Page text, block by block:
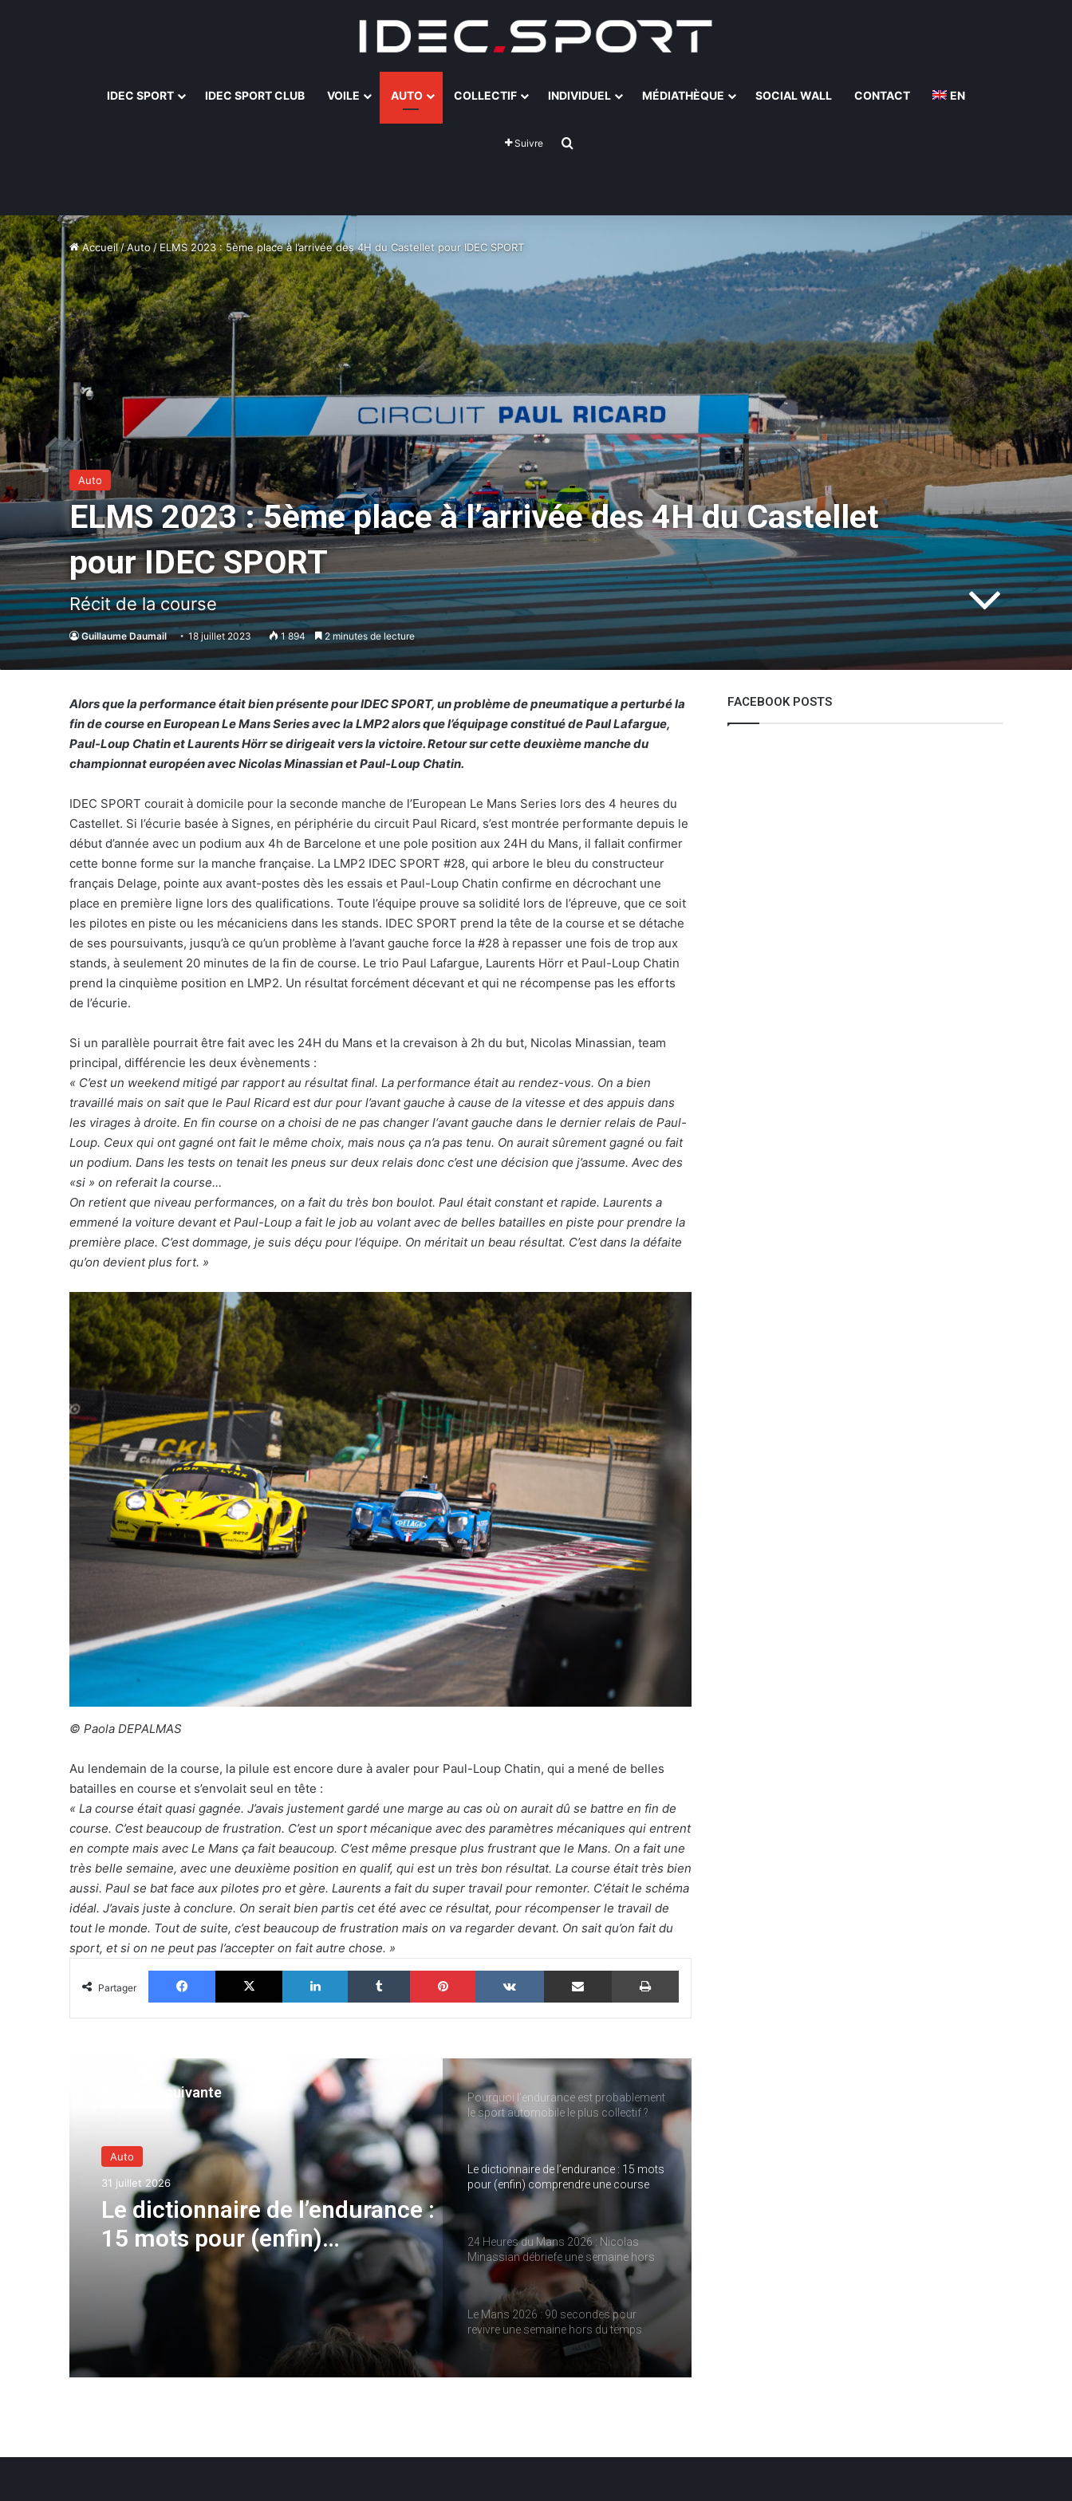
IDEC SPORT IDEC SPORT CLUB VOILE AUTO COLLECTIF INDIVIDUEL MÉDIATHÈQUE SOCIAL WALL CONTACT EN
Suivre
Accueil/Auto/ELMS 2023 : 5ème place à l’arrivée des 4H du Castellet pour IDEC SPORT
Auto
ELMS 2023 : 5ème place à l’arrivée des 4H du Castellet
pour IDEC SPORT
Récit de la course
Guillaume Daumail 18 juillet 2023 1 894 2 minutes de lecture
Alors que la performance était bien présente pour IDEC SPORT, un problème de pneumatique a perturbé la
fin de course en European Le Mans Series avec la LMP2 alors que l’équipage constitué de Paul Lafargue,
Paul-Loup Chatin et Laurents Hörr se dirigeait vers la victoire. Retour sur cette deuxième manche du
championnat européen avec Nicolas Minassian et Paul-Loup Chatin.
IDEC SPORT courait à domicile pour la seconde manche de l’European Le Mans Series lors des 4 heures du
Castellet. Si l’écurie basée à Signes, en périphérie du circuit Paul Ricard, s’est montrée performante depuis le
début d’année avec un podium aux 4h de Barcelone et une pole position aux 24H du Mans, il fallait confirmer
cette bonne forme sur la manche française. La LMP2 IDEC SPORT #28, qui arbore le bleu du constructeur
français Delage, pointe aux avant-postes dès les essais et Paul-Loup Chatin confirme en décrochant une
place en première ligne lors des qualifications. Toute l’équipe prouve sa solidité lors de l’épreuve, que ce soit
les pilotes en piste ou les mécaniciens dans les stands. IDEC SPORT prend la tête de la course et se détache
de ses poursuivants, jusqu’à ce qu’un problème à l’avant gauche force la #28 à repasser une fois de trop aux
stands, à seulement 20 minutes de la fin de course. Le trio Paul Lafargue, Laurents Hörr et Paul-Loup Chatin
prend la cinquième position en LMP2. Un résultat forcément décevant et qui ne récompense pas les efforts
de l’écurie.
Si un parallèle pourrait être fait avec les 24H du Mans et la crevaison à 2h du but, Nicolas Minassian, team
principal, différencie les deux évènements :
« C’est un weekend mitigé par rapport au résultat final. La performance était au rendez-vous. On a bien
travaillé mais on sait que le Paul Ricard est dur pour l’avant gauche à cause de la vitesse et des appuis dans
les virages à droite. En fin course on a choisi de ne pas changer l‘avant gauche dans le dernier relais de Paul-
Loup. Ceux qui ont gagné ont fait le même choix, mais nous ça n’a pas tenu. On aurait sûrement gagné ou fait
un podium. Dans les tests on tenait les pneus sur deux relais donc c’est une décision que j’assume. Avec des
«si » on referait la course…
On retient que niveau performances, on a fait du très bon boulot. Paul était constant et rapide. Laurents a
emmené la voiture devant et Paul-Loup a fait le job au volant avec de belles batailles en piste pour prendre la
première place. C’est dommage, je suis déçu pour l’équipe. On méritait un beau résultat. C’est dans la défaite
qu’on devient plus fort. »
© Paola DEPALMAS
Au lendemain de la course, la pilule est encore dure à avaler pour Paul-Loup Chatin, qui a mené de belles
batailles en course et s’envolait seul en tête :
« La course était quasi gagnée. J’avais justement gardé une marge au cas où on aurait dû se battre en fin de
course. C’est beaucoup de frustration. C’est un sport mécanique avec des paramètres mécaniques qui entrent
en compte mais avec Le Mans ça fait beaucoup. C’est même presque plus frustrant que le Mans. On a fait une
très belle semaine, avec une deuxième position en qualif, qui est un très bon résultat. La course était très bien
aussi. Paul se bat face aux pilotes pro et gère. Laurents a fait du super travail pour remonter. C’était le schéma
idéal. J’avais juste à conclure. On serait bien partis cet été avec ce résultat, pour récompenser le travail de
tout le monde. Tout de suite, c’est beaucoup de frustration mais on va regarder devant. On sait qu’on fait du
sport, et si on ne peut pas l’accepter on fait autre chose. »
Partager
Facebook X Linkedin Tumblr Pinterest VKontakte Partager par email Imprimer
Actualité suivante
Auto
31 juillet 2026
Le dictionnaire de l’endurance :
15 mots pour (enfin)
comprendre une course
d’European Le Mans Series
d’European Le Mans Series
24 Heures du Mans 2026 : Nicolas
Minassian débriefe une semaine hors
norme
Le Mans 2026 : 90 secondes pour
revivre une semaine hors du temps
passion, inspirer une vocation
Pourquoi l’endurance est probablement
le sport automobile le plus collectif ?
Le dictionnaire de l’endurance : 15 mots
pour (enfin) comprendre une course
d’European Le Mans Series
24 Heures du Mans 2026 : Nicolas
Minassian débriefe une semaine hors
norme
Le Mans 2026 : 90 secondes pour
revivre une semaine hors du temps
ELMS : une quatrième place pour IDEC
FACEBOOK POSTS